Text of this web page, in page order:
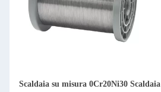
Scaldaia su misura 0Cr20Ni30 Scaldaia